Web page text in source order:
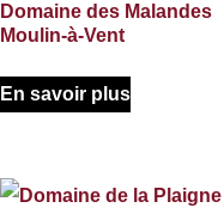
Domaine des Malandes
Moulin-à-Vent
En savoir plus